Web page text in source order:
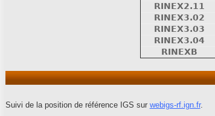
RINEX2.11
RINEX3.02
RINEX3.03
RINEX3.04
RINEXB
Suivi de la position de référence IGS sur webigs-rf.ign.fr.